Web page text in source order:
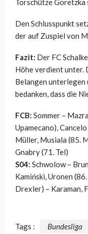
Torschütze Goretzka
Den Schlusspunkt
der auf Zuspiel von
Fazit: Der FC
Höhe verdient unter.
Belangen unterlegen
bedanken, dass die
FCB: Sommer –
Upamecano),
Müller, Musiala (85.
Gnabry (71. Tel)
S04: Schwolow –
Kamiński, Uronen
Drexler) – Karaman,
Tags : Bundesliga